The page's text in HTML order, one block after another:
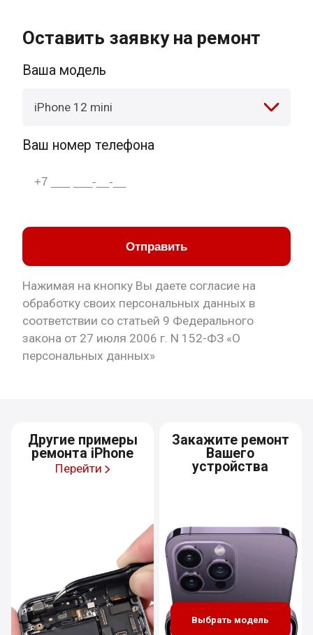
Оставить заявку на ремонт
Ваша модель
iPhone 12 mini
Ваш номер телефона
Отправить
Нажимая на кнопку Вы даете согласие на
обработку своих персональных данных в
соответствии со статьей 9 Федерального
закона от 27 июля 2006 г. N 152-ФЗ «О
персональных данных»
Другие примеры
ремонта iPhone
Перейти
Закажите ремонт
Вашего
устройства
Выбрать модель